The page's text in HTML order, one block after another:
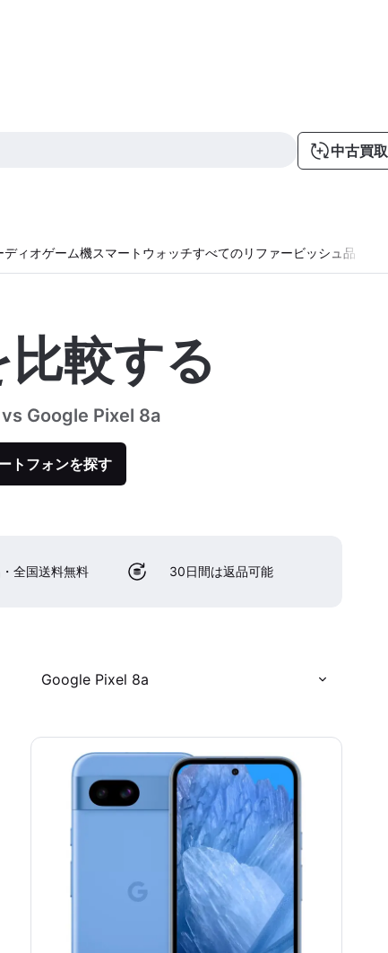
中古買取
ディオゲーム機スマートウォッチすべてのリファービッシュ品
較する
Google Pixel 8a
トフォンを探す
全国送料無料 30日間は返品可能
Google Pixel 8a